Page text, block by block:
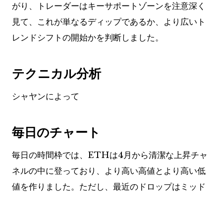
がり、トレーダーはキーサポートゾーンを注意深く
見て、これが単なるディップであるか、より広いト
レンドシフトの開始かを判断しました。
テクニカル分析
シャヤンによって
毎日のチャート
毎日の時間枠では、ETHは4月から清潔な上昇チャ
ネルの中に登っており、より高い高値とより高い低
値を作りました。ただし、最近のドロップはミッド